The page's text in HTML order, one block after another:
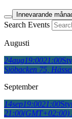
Innevarande
Search Events
Augusti
24aug19:0021:00
Sjöbacken 75,
September
14sep19:0021:00
21:00(GMT+02:00)